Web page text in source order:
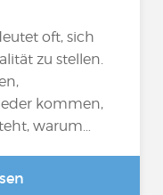
oft, sich
zu stellen.
kommen,
warum…